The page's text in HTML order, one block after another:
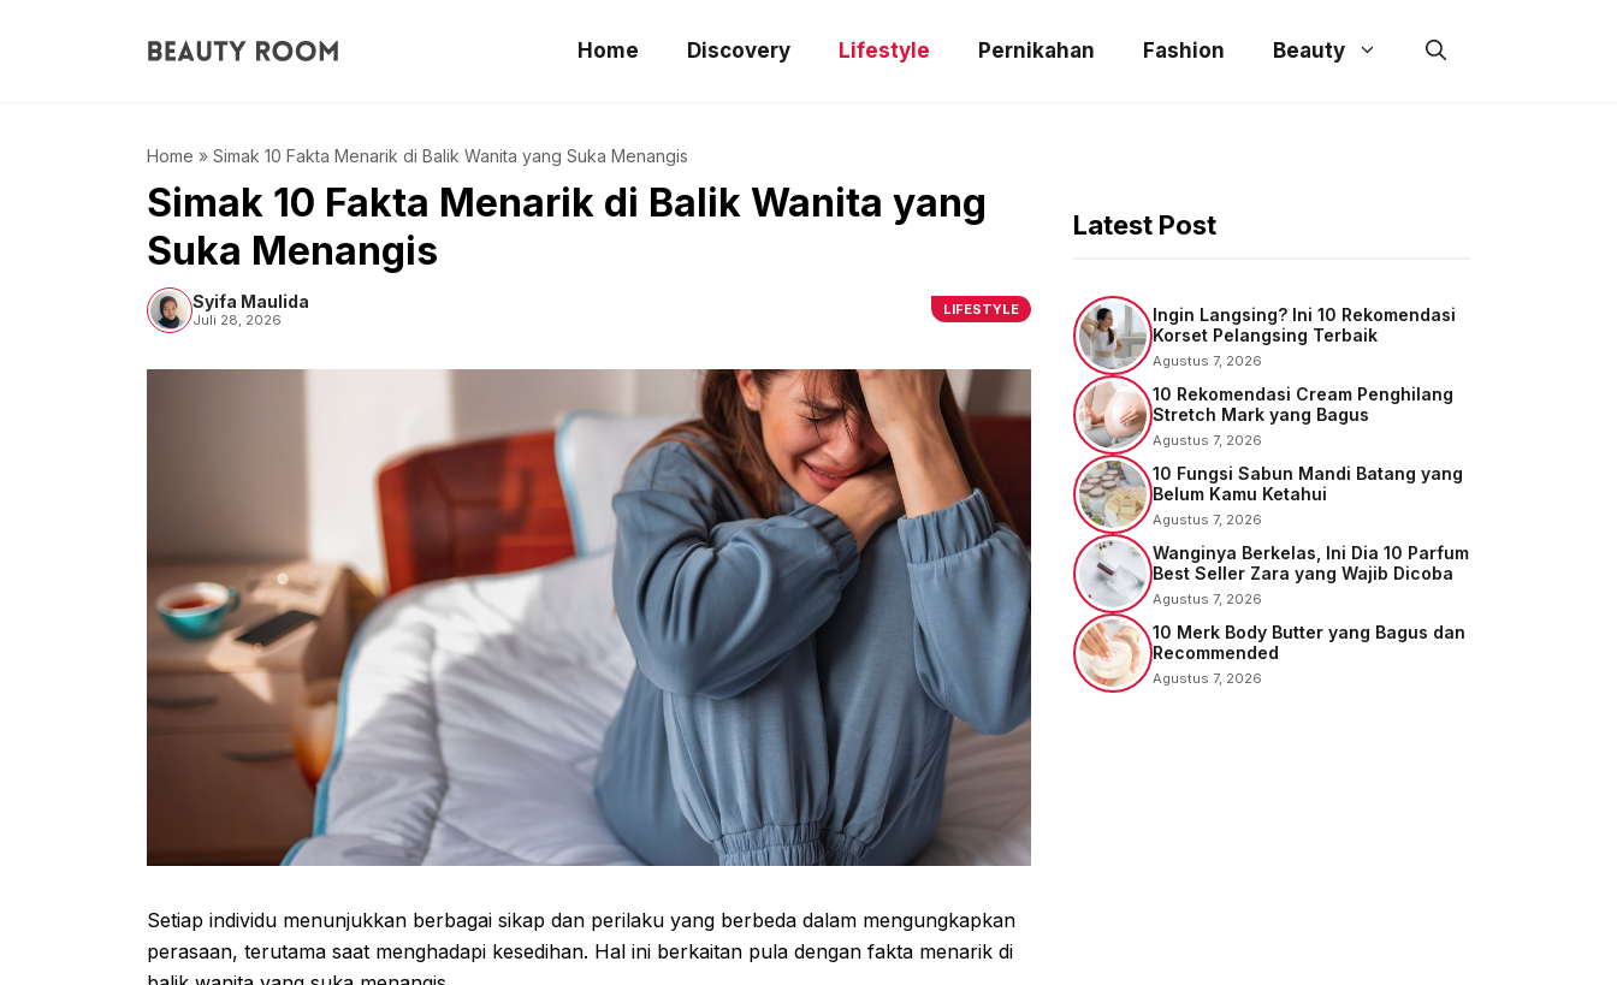
Home Discovery Lifestyle Pernikahan Fashion Beauty
Home » Simak 10 Fakta Menarik di Balik Wanita yang Suka Menangis
Simak 10 Fakta Menarik di Balik Wanita yang
Suka Menangis
Syifa Maulida
Juli 28, 2026
LIFESTYLE
Setiap individu menunjukkan berbagai sikap dan perilaku yang berbeda dalam mengungkapkan
perasaan, terutama saat menghadapi kesedihan. Hal ini berkaitan pula dengan fakta menarik di
Latest Post
Ingin Langsing? Ini 10 Rekomendasi
Korset Pelangsing Terbaik
Agustus 7, 2026
10 Rekomendasi Cream Penghilang
Stretch Mark yang Bagus
Agustus 7, 2026
10 Fungsi Sabun Mandi Batang yang
Belum Kamu Ketahui
Agustus 7, 2026
Wanginya Berkelas, Ini Dia 10 Parfum
Best Seller Zara yang Wajib Dicoba
Agustus 7, 2026
10 Merk Body Butter yang Bagus dan
Recommended
Agustus 7, 2026